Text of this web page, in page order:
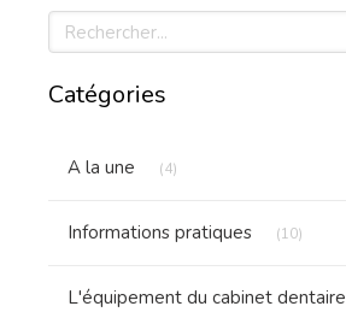
Rechercher
Catégories
A la une (4)
Informations pratiques (10)
L'équipement du cabinet dentaire